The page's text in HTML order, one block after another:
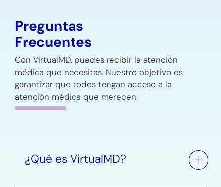
Preguntas
Frecuentes
Con VirtualMD, puedes recibir la atención
médica que necesitas. Nuestro objetivo es
garantizar que todos tengan acceso a la
atención médica que merecen.
¿Qué es VirtualMD?